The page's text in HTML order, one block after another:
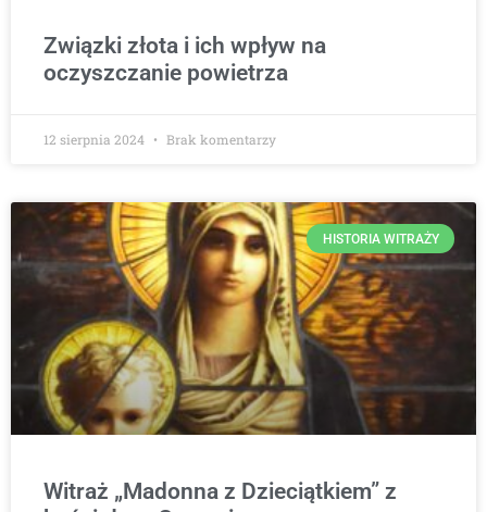
Związki złota i ich wpływ na
oczyszczanie powietrza
12 sierpnia 2024 Brak komentarzy
HISTORIA WITRAŻY
Witraż „Madonna z Dzieciątkiem” z